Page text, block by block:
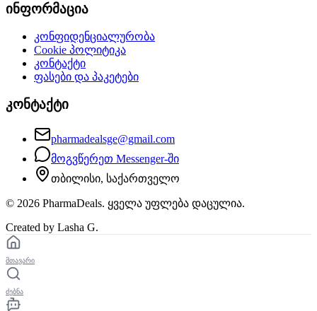
ინფორმაცია
კონფიდენციალურობა
Cookie პოლიტიკა
კონტაქტი
ფასები და პაკეტები
კონტაქტი
pharmadealsge@gmail.com
მოგვწერეთ Messenger-ში
თბილისი, საქართველო
© 2026 PharmaDeals. ყველა უფლება დაცულია.
Created by Lasha G.
მთავარი
ძებნა